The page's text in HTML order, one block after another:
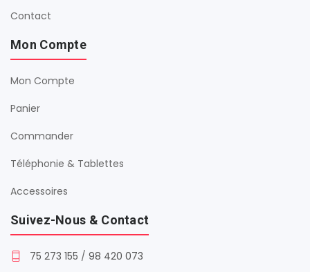
Contact
Mon Compte
Mon Compte
Panier
Commander
Téléphonie & Tablettes
Accessoires
Suivez-Nous & Contact
75 273 155 / 98 420 073